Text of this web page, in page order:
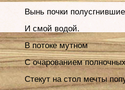
Вынь почки
И смой водой.
В потоке мутном
С очарованием
Стекут на стол мечты